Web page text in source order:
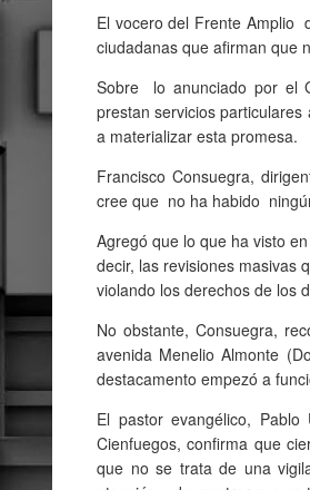
El vocero del Frente Amplio
ciudadanas que afirman que
Sobre lo anunciado por el
prestan servicios
a materializar esta promesa.
Francisco Consuegra,
cree que no ha habido
Agregó que lo que ha visto
decir, las revisiones masivas
violando los derechos de los
No obstante, Consuegra,
avenida Menelio Almonte
destacamento empezó a
El pastor evangélico,
Cienfuegos, confirma que
que no se trata de una